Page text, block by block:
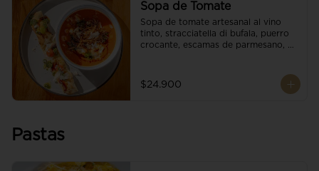
Sopa de Tomate
Sopa de tomate artesanal al vino
tinto, stracciatella di bufala, puerro
crocante, escamas de parmesano,
Acompañado de un tostón de pan
focaccia.
$24.900
Pastas